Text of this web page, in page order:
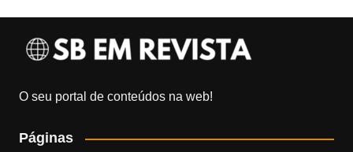
O seu portal de conteúdos na web!
Páginas